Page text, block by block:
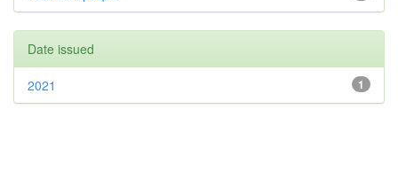
Date issued
1
2021